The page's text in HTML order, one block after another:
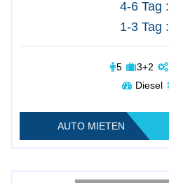
4-6 Tag :
1-3 Tag :
5 3+2
Diesel
AUTO MIETEN